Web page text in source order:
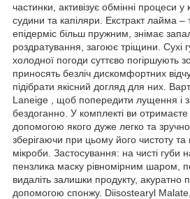
частинки, активізує обмінні процеси у
судини та капіляри. Екстракт лайма –
епідерміс більш пружним, знімає
роздратування, загоює тріщини. Сухі
холодної погоди суттєво погіршують
приносять безліч дискомфортних
підібрати якісний догляд для них.
Laneige , щоб попередити лущення і
бездоганно. У комплекті ви
допомогою якого дуже легко та зручно
зберігаючи при цьому його чистоту
мікроби. Застосування: на чисті губи
пензлика маску рівномірним шаром,
видаліть залишки продукту, акуратно
допомогою спонжу. Diisostearyl